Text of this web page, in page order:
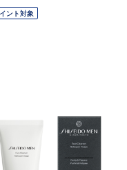
ント対象